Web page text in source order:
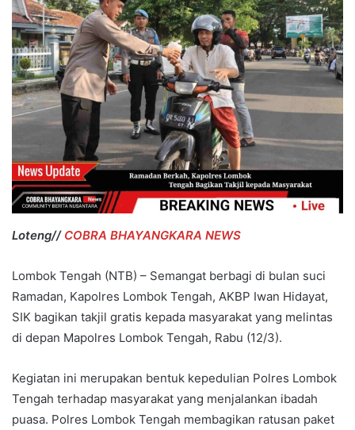
Loteng// COBRA BHAYANGKARA NEWS
Lombok Tengah (NTB) – Semangat berbagi di bulan suci
Ramadan, Kapolres Lombok Tengah, AKBP Iwan Hidayat,
SIK bagikan takjil gratis kepada masyarakat yang melintas
di depan Mapolres Lombok Tengah, Rabu (12/3).
Kegiatan ini merupakan bentuk kepedulian Polres Lombok
Tengah terhadap masyarakat yang menjalankan ibadah
puasa. Polres Lombok Tengah membagikan ratusan paket